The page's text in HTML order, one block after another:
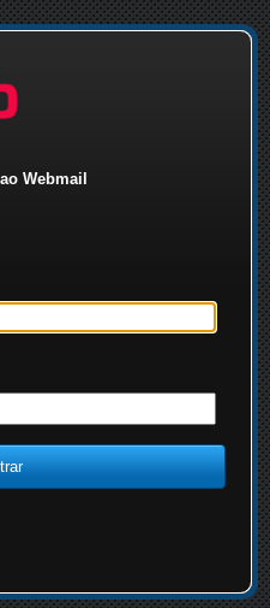
Webmail